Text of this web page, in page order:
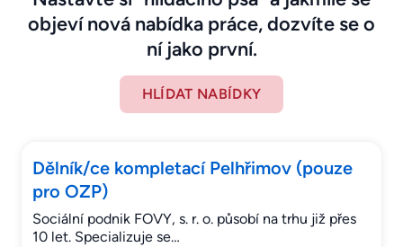
objeví nová nabídka práce, dozvíte se o
ní jako první.
HLÍDAT NABÍDKY
Dělník/ce kompletací Pelhřimov (pouze
pro OZP)
Sociální podnik FOVY, s. r. o. působí na trhu již přes
10 let. Specializuje se…